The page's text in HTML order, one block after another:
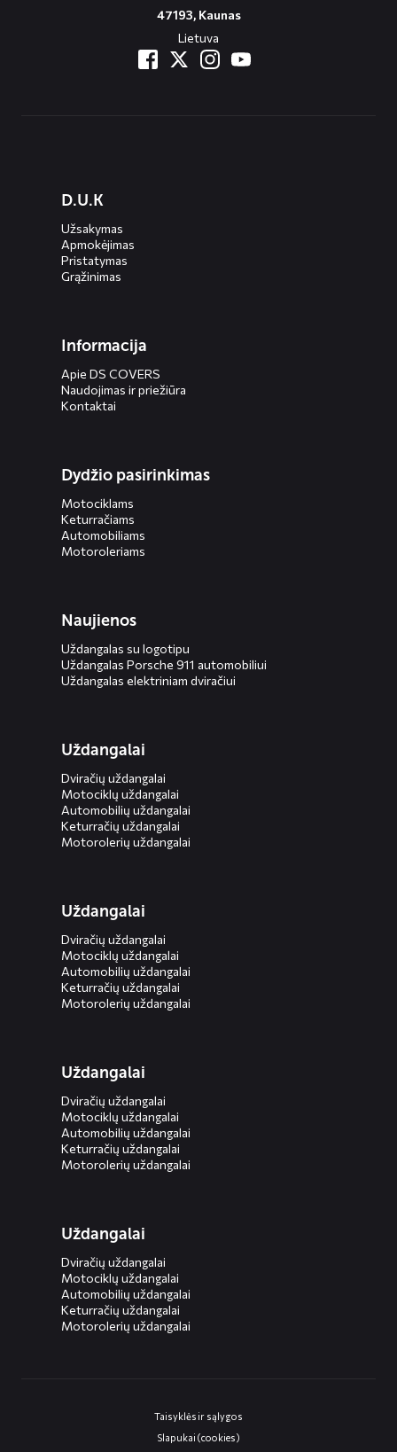
47193, Kaunas
Lietuva
menusD.U.K
Užsakymas
Apmokėjimas
Pristatymas
Grąžinimas
Informacija
Apie DS COVERS
Naudojimas ir priežiūra
Kontaktai
Dydžio pasirinkimas
Motociklams
Keturračiams
Automobiliams
Motoroleriams
Naujienos
Uždangalas su logotipu
Uždangalas Porsche 911 automobiliui
Uždangalas elektriniam dviračiui
Uždangalai
Dviračių uždangalai
Motociklų uždangalai
Automobilių uždangalai
Keturračių uždangalai
Motorolerių uždangalai
Uždangalai
Dviračių uždangalai
Motociklų uždangalai
Automobilių uždangalai
Keturračių uždangalai
Motorolerių uždangalai
Uždangalai
Dviračių uždangalai
Motociklų uždangalai
Automobilių uždangalai
Keturračių uždangalai
Motorolerių uždangalai
Uždangalai
Dviračių uždangalai
Motociklų uždangalai
Automobilių uždangalai
Keturračių uždangalai
Motorolerių uždangalai
Taisyklės ir sąlygos
Slapukai (cookies)